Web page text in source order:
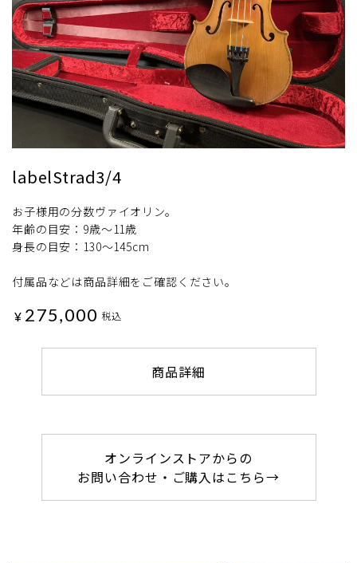
labelStrad3/4
お子様用の分数ヴァイオリン。
年齢の目安：9歳～11歳
身長の目安：130～145cm
付属品などは商品詳細をご確認ください。
¥ 275,000 税込
商品詳細
オンラインストアからの
お問い合わせ・ご購入はこちら→